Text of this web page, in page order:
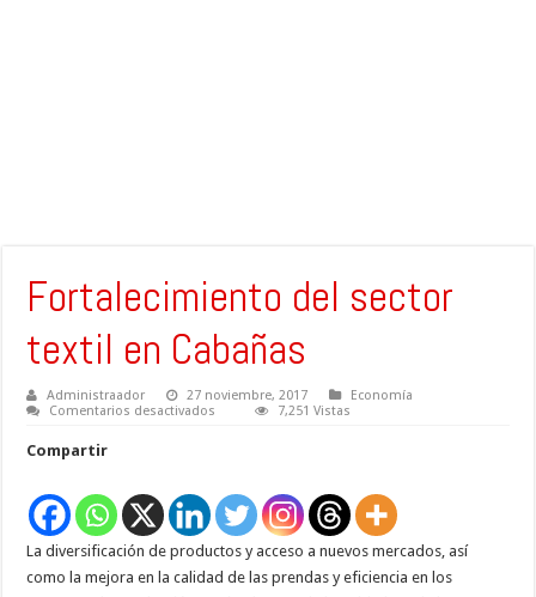
Fortalecimiento del sector
textil en Cabañas
Administraador 27 noviembre, 2017
Economía
Comentarios desactivados
Cabañas
7,251 Vistas
Compartir
La diversificación de productos y acceso a nuevos mercados, así
como la mejora en la calidad de las prendas y eficiencia en los